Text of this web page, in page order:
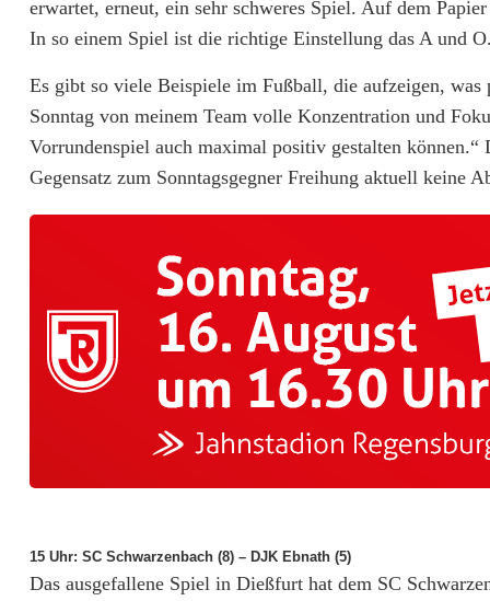
l
g
e
r
z
n
erwartet, erneut, ein sehr schweres Spiel. Auf dem
In so einem Spiel ist die richtige Einstellung das A und
Es gibt so viele Beispiele im Fußball, die aufzeigen, was
Sonntag von meinem Team volle Konzentration und
Vorrundenspiel auch maximal positiv gestalten
Gegensatz zum Sonntagsgegner Freihung aktuell keine
15 Uhr: SC Schwarzenbach (8) – DJK Ebnath (5)
Das ausgefallene Spiel in Dießfurt hat dem SC